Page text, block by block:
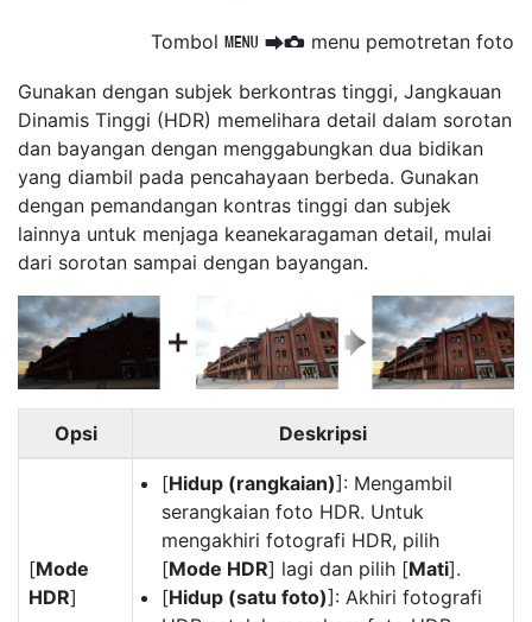
Tombol G UC menu pemotretan foto
Gunakan dengan subjek berkontras tinggi, Jangkauan
Dinamis Tinggi (HDR) memelihara detail dalam sorotan
dan bayangan dengan menggabungkan dua bidikan
yang diambil pada pencahayaan berbeda. Gunakan
dengan pemandangan kontras tinggi dan subjek
lainnya untuk menjaga keanekaragaman detail, mulai
dari sorotan sampai dengan bayangan.
Opsi Deskripsi
[Mode
HDR]
[Hidup (rangkaian)]: Mengambil
serangkaian foto HDR. Untuk
mengakhiri fotografi HDR, pilih
[Mode HDR] lagi dan pilih [Mati].
[Hidup (satu foto)]: Akhiri fotografi